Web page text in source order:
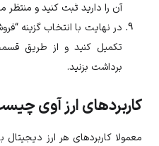
آن را دارید ثبت کنید و
در نهایت با انتخاب گزینه
تکمیل کنید و از طریق
برداشت بزنید.
کاربردهای ارز آوی
معمولا کاربردهای هر ارز دیجیتال